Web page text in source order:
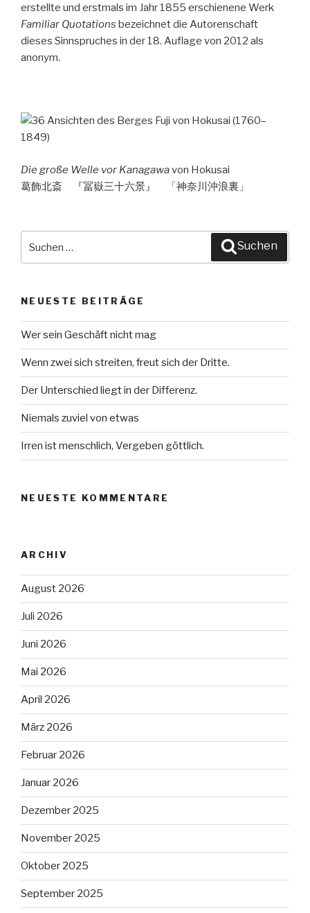
erstellte und erstmals im Jahr 1855 erschienene Werk
Familiar Quotations bezeichnet die Autorenschaft
dieses Sinnspruches in der 18. Auflage von 2012 als
anonym.
Die große Welle vor Kanagawavon Hokusai
葛飾北斎 『冨嶽三十六景』 「神奈川沖浪裏」
Suchen
NEUESTE BEITRÄGE
Wer sein Geschäft nicht mag
Wenn zwei sich streiten, freut sich der Dritte.
Der Unterschied liegt in der Differenz.
Niemals zuviel von etwas
Irren ist menschlich, Vergeben göttlich.
NEUESTE KOMMENTARE
ARCHIV
August 2026
Juli 2026
Juni 2026
Mai 2026
April 2026
März 2026
Februar 2026
Januar 2026
Dezember 2025
November 2025
Oktober 2025
September 2025